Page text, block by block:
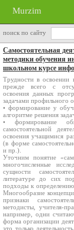
Murzim
поиск по сайту
Самостоятельная
методики обучения
школьном курсе
Трудности в освоении
прежде всего с
освоения данных
задачами профильного
• формирование у
алгоритме решения
• формирование
самостоятельной
освоения учащимися
(в форме
и пр.).
Уточним понятие
многочисленные
сущности
литературе до сих
подходы к определению
Многообразие
признаки
методисты, учителя-
например, одни
форма организации
это только